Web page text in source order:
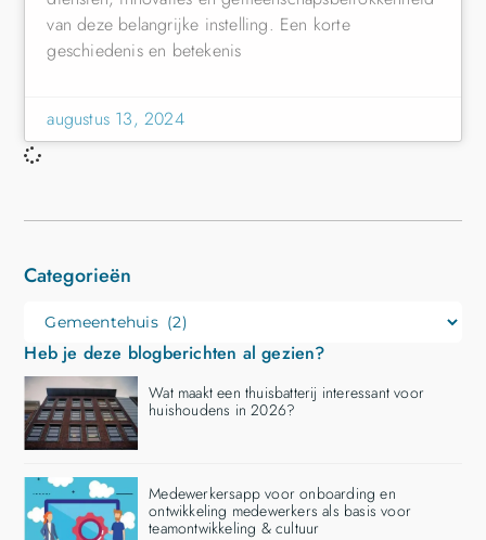
Categorieën
Heb je deze blogberichten al gezien?
Wat maakt een thuisbatterij interessant voor
huishoudens in 2026?
Medewerkersapp voor onboarding en
ontwikkeling medewerkers als basis voor
teamontwikkeling & cultuur
van deze belangrijke instelling. Een korte
geschiedenis en betekenis
augustus 13, 2024